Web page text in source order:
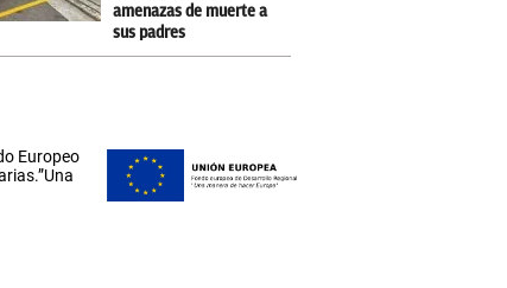
amenazas de muerte a
sus padres
Europeo